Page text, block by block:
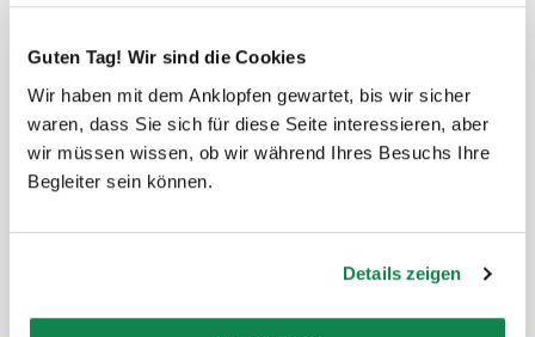
Guten Tag! Wir sind die Cookies
Wir haben mit dem Anklopfen gewartet, bis wir sicher
waren, dass Sie sich für diese Seite interessieren, aber
wir müssen wissen, ob wir während Ihres Besuchs Ihre
Begleiter sein können.
Details zeigen
bewertet von Sebastian